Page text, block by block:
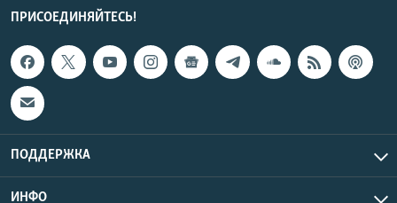
ПРИСОЕДИНЯЙТЕСЬ!
ПОДДЕРЖКА
ИНФО